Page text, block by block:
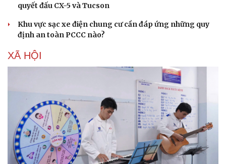
quyết đấu CX-5 và Tucson
Khu vực sạc xe điện chung cư cần đáp ứng những quy
định an toàn PCCC nào?
XÃ HỘI